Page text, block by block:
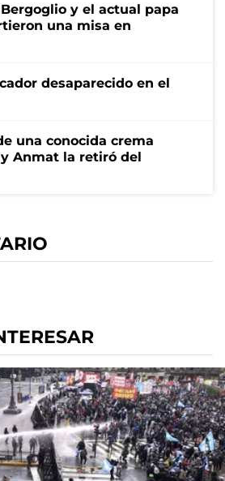
y el actual papa
una misa en
desaparecido en el
una conocida crema
Anmat la retiró del